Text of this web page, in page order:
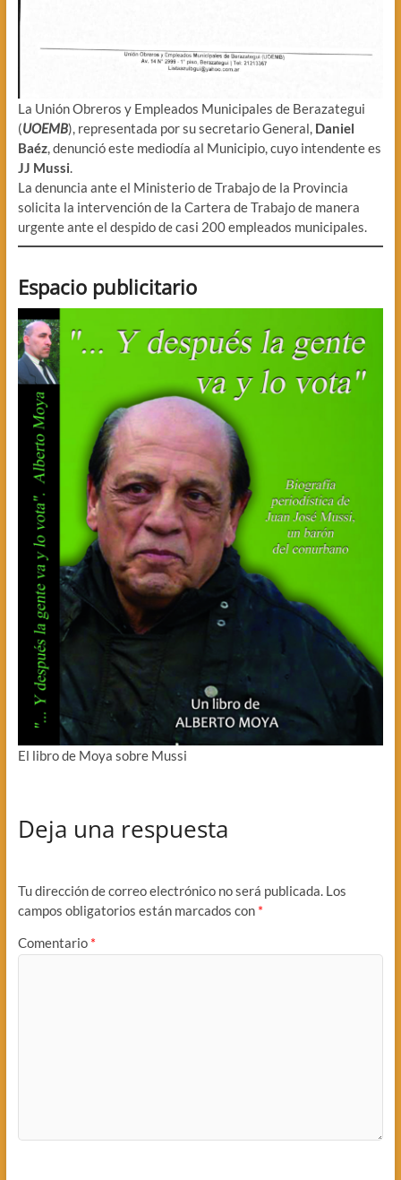
La Unión Obreros y Empleados Municipales de Berazategui
(UOEMB), representada por su secretario General, Daniel
Baéz, denunció este mediodía al Municipio, cuyo intendente es
JJ Mussi.
La denuncia ante el Ministerio de Trabajo de la Provincia
solicita la intervención de la Cartera de Trabajo de manera
urgente ante el despido de casi 200 empleados municipales.
Espacio publicitario
El libro de Moya sobre Mussi
Deja una respuesta
Tu dirección de correo electrónico no será publicada. Los
campos obligatorios están marcados con *
Comentario *